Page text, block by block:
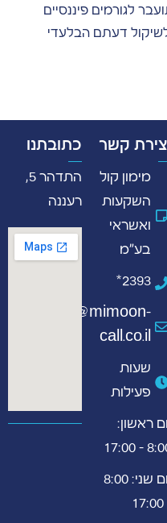
לגורמים פיננסיים
דעתם הבלעדי
קשר
מימון קול
השקעות
ואשראי
בע"מ
2393*
info@mimoon-
call.co.il
שעות
פעילות
ראשון:
8:00 -
יום שני: 8:00
כתובתנו
התדהר 5,
רעננה